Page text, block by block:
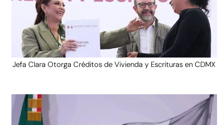
Jefa Clara Otorga Créditos de Vivienda y Escrituras en CDMX